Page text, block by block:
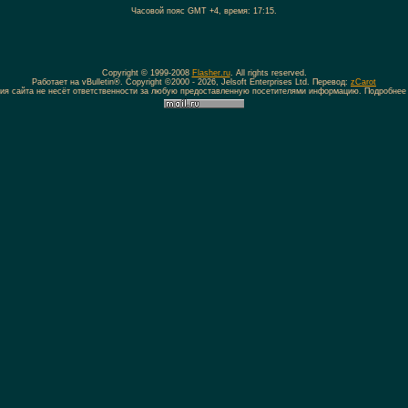
Часовой пояс GMT +4, время: 17:15.
Copyright © 1999-2008 Flasher.ru. All rights reserved.
Работает на vBulletin®. Copyright ©2000 - 2026, Jelsoft Enterprises Ltd. Перевод: zCarot
сайта не несёт ответственности за любую предоставленную посетителями информацию.